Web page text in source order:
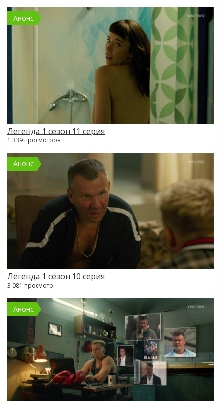
Анонс
Легенда 1 сезон 11 серия
1 339 просмотров
Анонс
Легенда 1 сезон 10 серия
3 081 просмотр
Анонс